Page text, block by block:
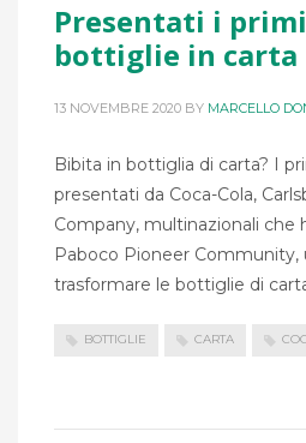
Presentati i
bottiglie in carta
13 NOVEMBRE 2020 BY MARCELLO
Bibita in bottiglia di carta? I
presentati da Coca-Cola,
Company, multinazionali che
Paboco Pioneer Community,
trasformare le bottiglie di
BOTTIGLIE CARTA